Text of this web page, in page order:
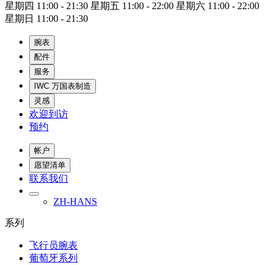
星期四 11:00 - 21:30 星期五 11:00 - 22:00 星期六 11:00 - 22:00
星期日 11:00 - 21:30
腕表
配件
服务
IWC 万国表制造
灵感
欢迎到访
预约
帐户
愿望清单
联系我们
ZH-HANS
系列
飞行员腕表
葡萄牙系列